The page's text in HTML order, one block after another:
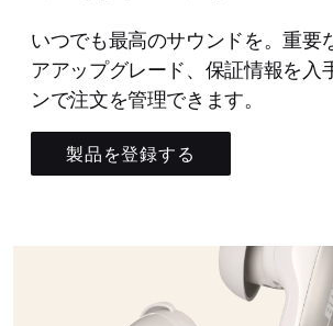
いつでも最高のサウンドを。重要
アアップグレード、保証情報を入
ンで注文を管理できます。
製品を登録する